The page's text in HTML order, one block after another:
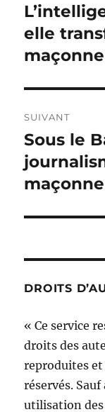
l’article
précédente :
elle
SUIVANT
Publication
suivante :
Sous le
DROITS
« Ce service
droits des
reproduites
réservés.
utilisation des